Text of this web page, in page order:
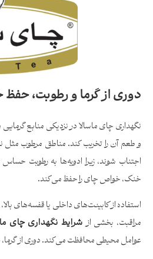
دوری از گرما و رطوبت،
نگهداری چای ماسالا در نزدیکی منابع
و طعم آن را تخریب کند. مناطق مرطوب
اجتناب شوند، زیرا ادویه‌ها به رطوبت
خنک، خواص چای را حفظ می‌کند.
استفاده از کابینت‌های داخلی یا قفسه‌های
مراقبت، بخشی ازشرایط نگهداری چای
عوامل محیطی محافظت می‌کند. دوری از گرما،